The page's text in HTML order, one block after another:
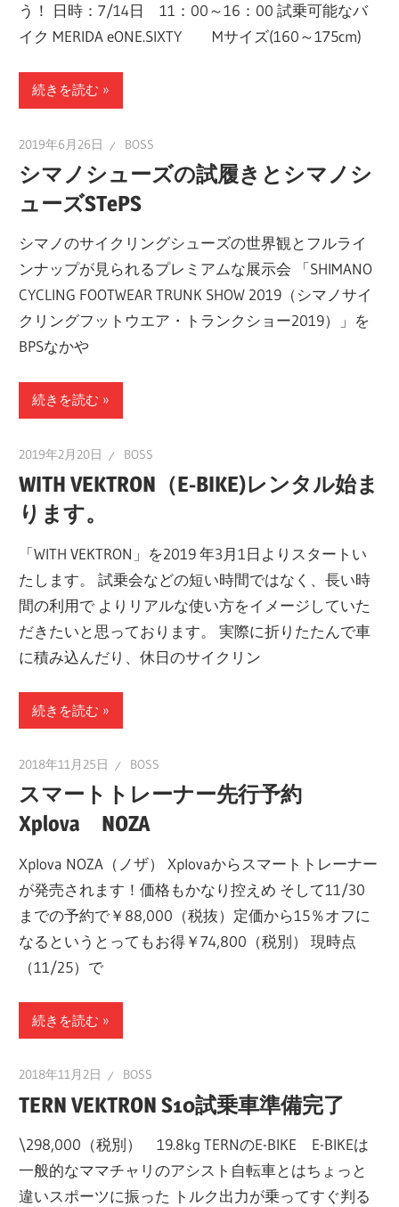
う！ 日時：7/14日 11：00～16：00 試乗可能なバ
イク MERIDA eONE.SIXTY Mサイズ(160～175cm)
続きを読む
2019年6月26日 BOSS
シマノシューズの試履きとシマノシ
ューズSTePS
シマノのサイクリングシューズの世界観とフルライ
ンナップが見られるプレミアムな展示会 「SHIMANO
CYCLING FOOTWEAR TRUNK SHOW 2019（シマノサイ
クリングフットウエア・トランクショー2019）」を
BPSなかや
続きを読む
2019年2月20日 BOSS
WITH VEKTRON（E-BIKE)レンタル始ま
ります。
「WITH VEKTRON」を2019 年3月1日よりスタートい
たします。 試乗会などの短い時間ではなく、長い時
間の利用で よりリアルな使い方をイメージしていた
だきたいと思っております。 実際に折りたたんで車
に積み込んだり、休日のサイクリン
続きを読む
2018年11月25日 BOSS
スマートトレーナー先行予約
Xplova NOZA
Xplova NOZA（ノザ） Xplovaからスマートトレーナー
が発売されます！価格もかなり控えめ そして11/30
までの予約で￥88,000（税抜）定価から15％オフに
なるというとってもお得￥74,800（税別） 現時点
（11/25）で
続きを読む
2018年11月2日 BOSS
TERN VEKTRON S10試乗車準備完了
\298,000（税別） 19.8kg TERNのE-BIKE E-BIKEは
一般的なママチャリのアシスト自転車とはちょっと
違いスポーツに振った トルク出力が乗ってすぐ判る